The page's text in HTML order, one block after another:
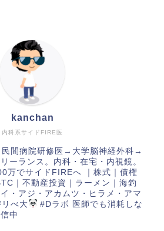
内科系サイドFIRE医
kanchan
間病院研修医→大学脳神経外科→
ーランス。内科・在宅・内視鏡。
万でサイドFIREへ ｜株式｜債権
｜不動産投資｜ラーメン｜海釣
・アジ・アカムツ・ヒラメ・アマ
べ大
#Dラボ 医師でも消耗しな
中